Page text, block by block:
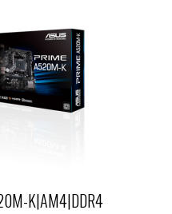
K|AM4|DDR4